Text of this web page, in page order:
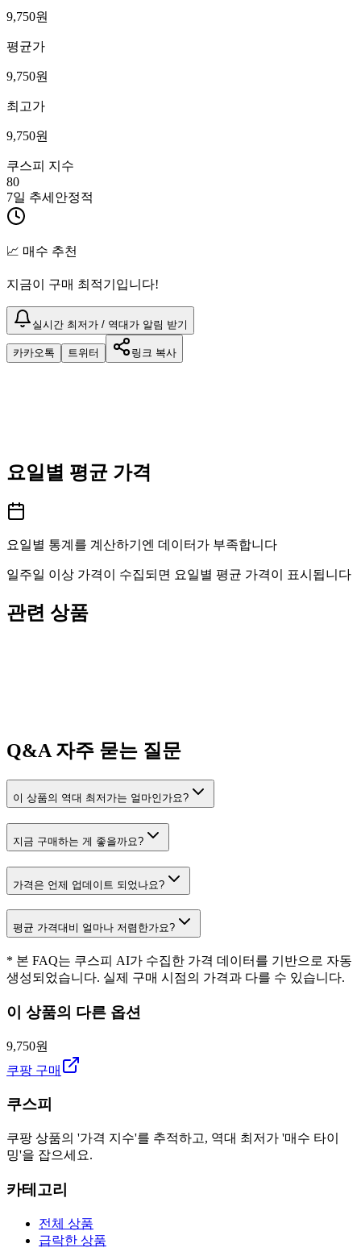
9,750원
평균가
9,750원
최고가
9,750원
쿠스피 지수
80
7일 추세 안정적
📈 매수 추천
지금이 구매 최적기입니다!
실시간 최저가 / 역대가 알림 받기
카카오톡 트위터 링크 복사
요일별 평균 가격
요일별 통계를 계산하기엔 데이터가 부족합니다
일주일 이상 가격이 수집되면 요일별 평균 가격이 표시됩니다
관련 상품
Q&A자주 묻는 질문
이 상품의 역대 최저가는 얼마인가요?
지금 구매하는 게 좋을까요?
가격은 언제 업데이트 되었나요?
평균 가격대비 얼마나 저렴한가요?
* 본 FAQ는 쿠스피 AI가 수집한 가격 데이터를 기반으로 자동
생성되었습니다. 실제 구매 시점의 가격과 다를 수 있습니다.
이 상품의 다른 옵션
9,750원
쿠팡 구매
쿠스피
쿠팡 상품의 '가격 지수'를 추적하고, 역대 최저가 '매수 타이
밍'을 잡으세요.
카테고리
전체 상품
급락한 상품